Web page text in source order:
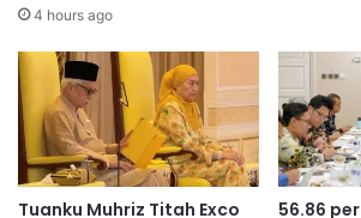
DYMM Yang di-Pertuan Besar Negeri
istiadat yang berlangsung di Balairung
Seri Menanti.
Tuanku Muhriz
r
m
H
a
K
o
5
8
5
0
d
s
a
4 hours ago
Tuanku Muhriz Titah Exco
56.86